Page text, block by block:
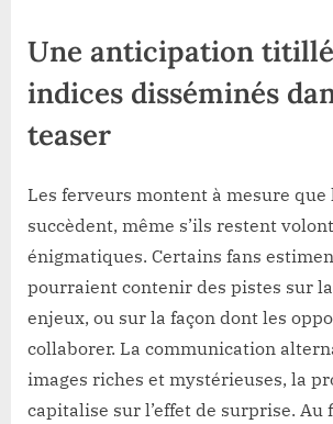
Une anticipation
indices disséminés
teaser
Les ferveurs montent à mesure que
succèdent, même s’ils restent
énigmatiques. Certains fans
pourraient contenir des pistes sur
enjeux, ou sur la façon dont les
collaborer. La communication
images riches et mystérieuses, la
capitalise sur l’effet de surprise. Au